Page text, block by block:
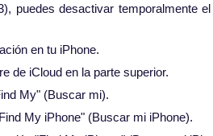
puedes desactivar temporalmente
en tu iPhone.
de iCloud en la parte superior.
My" (Buscar mi).
My iPhone" (Buscar mi iPhone).